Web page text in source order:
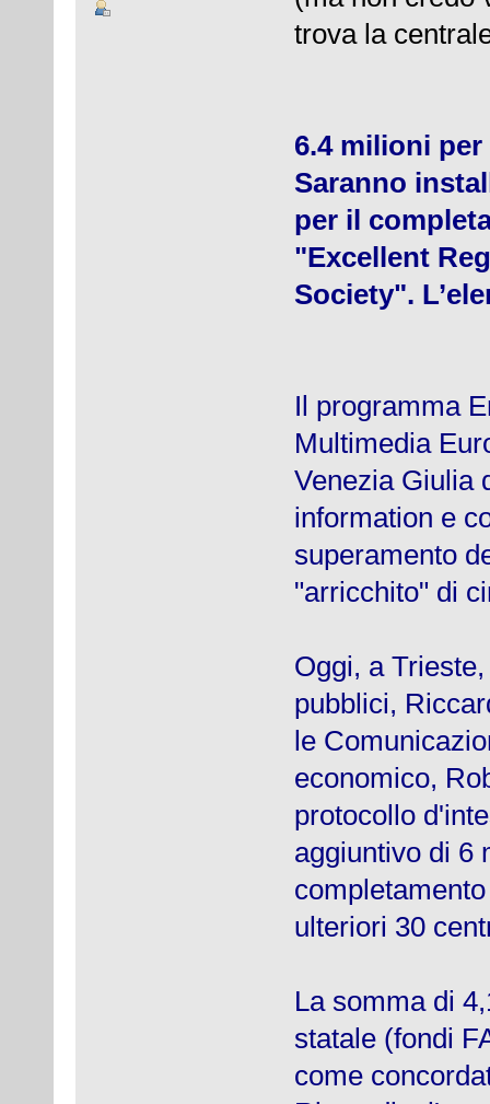
trova la
6.4 milioni
Saranno
per il
"Excellent
Society".
Il programma
Multimedia
Venezia Giulia
information e
superamento
"arricchito" di
Oggi, a
pubblici,
le
economico,
protocollo
aggiuntivo di 6
ulteriori 30
La somma di
statale (fondi
come